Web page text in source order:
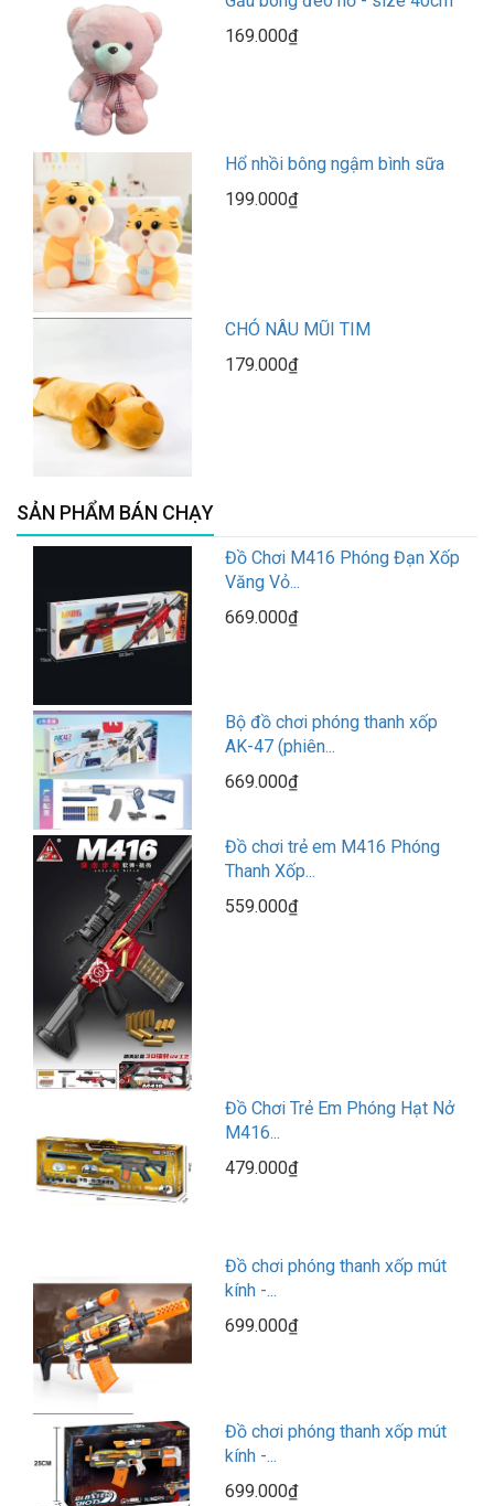
169.000₫
Hổ nhồi bông ngậm bình sữa
199.000₫
CHÓ NÂU MŨI TIM
179.000₫
SẢN PHẨM BÁN CHẠY
Đồ Chơi M416 Phóng Đạn Xốp
Văng Vỏ...
669.000₫
Bộ đồ chơi phóng thanh xốp
AK-47 (phiên...
669.000₫
Đồ chơi trẻ em M416 Phóng
Thanh Xốp...
559.000₫
Đồ Chơi Trẻ Em Phóng Hạt Nở
M416...
479.000₫
Đồ chơi phóng thanh xốp mút
kính -...
699.000₫
Đồ chơi phóng thanh xốp mút
kính -...
699.000₫